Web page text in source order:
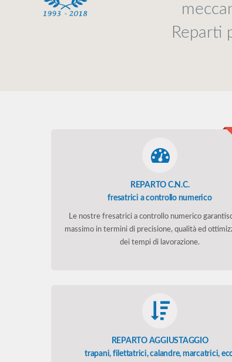
Reparti
REPARTO C.N.C.
fresatrici a controllo numerico
Le nostre fresatrici a controllo numerico
massimo in termini di precisione, qualità ed
dei tempi di lavorazione.
REPARTO AGGIUSTAGGIO
trapani, filettatrici, calandre, marcatrici,